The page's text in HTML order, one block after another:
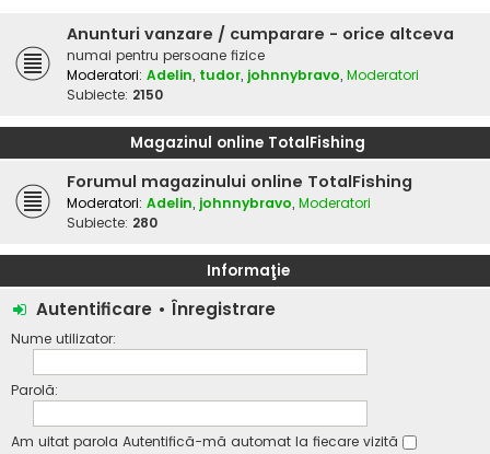
Anunturi vanzare / cumparare - orice altceva
numai pentru persoane fizice
Moderatori: Adelin, tudor, johnnybravo, Moderatori
Subiecte: 2150
Magazinul online TotalFishing
Forumul magazinului online TotalFishing
Moderatori: Adelin, johnnybravo, Moderatori
Subiecte: 280
Informaţie
Autentificare • Înregistrare
Nume utilizator:
Parolă:
Am uitat parola Autentifică-mă automat la fiecare vizită